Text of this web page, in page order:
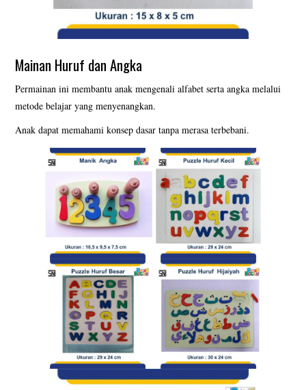
Mainan Huruf dan Angka
Permainan ini membantu anak mengenali alfabet serta angka melalui
metode belajar yang menyenangkan.
Anak dapat memahami konsep dasar tanpa merasa terbebani.